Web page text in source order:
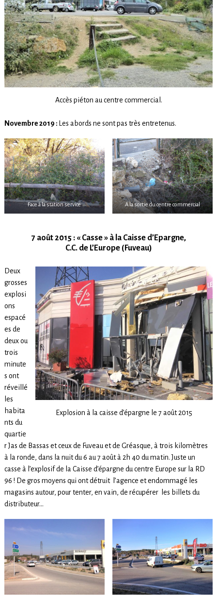
Accès piéton au centre commercial.
Novembre 2019 : Les abords ne sont pas très entretenus.
Face à la station service A la sortie du centre commercial
7 août 2015 : « Casse » à la Caisse d’Epargne,
C.C. de L’Europe (Fuveau)
Explosion à la caisse d’épargne le 7 août 2015
Deux
grosses
explosi
ons
espacé
es de
deux ou
trois
minute
s ont
réveillé
les
habita
nts du
quartie
r Jas de Bassas et ceux de Fuveau et de Gréasque, à trois kilomètres
à la ronde, dans la nuit du 6 au 7 août à 2h 40 du matin. Juste un
casse à l’explosif de la Caisse d’épargne du centre Europe sur la RD
96 ! De gros moyens qui ont détruit l’agence et endommagé les
magasins autour, pour tenter, en vain, de récupérer les billets du
distributeur…